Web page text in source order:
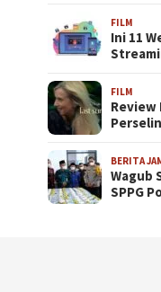
FILM
Ini 11
FILM
Review
BERITA
Wagub
SPPG